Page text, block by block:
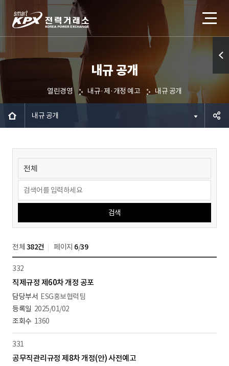
내규 공개
열린경영 내규·제·개정 예고 내규 공개
내규 공개
검색
전체 382건 페이지 6/39
332
직제규정 제60차 개정 공포
ESG홍보협력팀
2025/01/02
1360
331
공무직관리규정 제8차 개정(안) 사전예고